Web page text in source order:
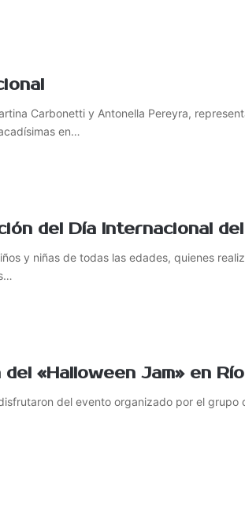
Carbonetti y Antonella Pereyra,
en…
del Día Internacional
y niñas de todas las edades, quienes
del «Halloween Jam» en
del evento organizado por el grupo